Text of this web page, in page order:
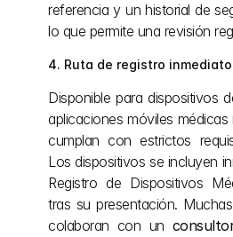
referencia y un historial de
lo que permite una revisión
4. Ruta de registro inmediato
Disponible para dispositivos
aplicaciones móviles
cumplan con estrictos
Los dispositivos se incluyen
Registro de Dispositivos
tras su presentación.
colaboran con un